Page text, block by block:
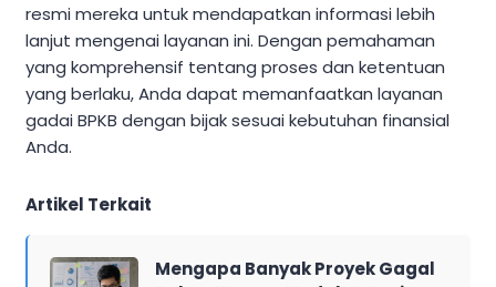
resmi mereka untuk mendapatkan informasi lebih
lanjut mengenai layanan ini. Dengan pemahaman
yang komprehensif tentang proses dan ketentuan
yang berlaku, Anda dapat memanfaatkan layanan
gadai BPKB dengan bijak sesuai kebutuhan finansial
Anda.
Artikel Terkait
Mengapa Banyak Proyek Gagal